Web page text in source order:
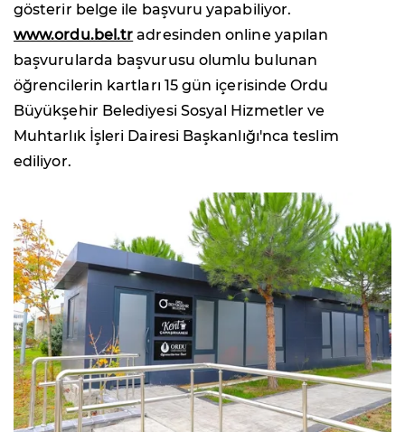
gösterir belge ile başvuru yapabiliyor.
www.ordu.bel.tr adresinden online yapılan
başvurularda başvurusu olumlu bulunan
öğrencilerin kartları 15 gün içerisinde Ordu
Büyükşehir Belediyesi Sosyal Hizmetler ve
Muhtarlık İşleri Dairesi Başkanlığı'nca teslim
ediliyor.